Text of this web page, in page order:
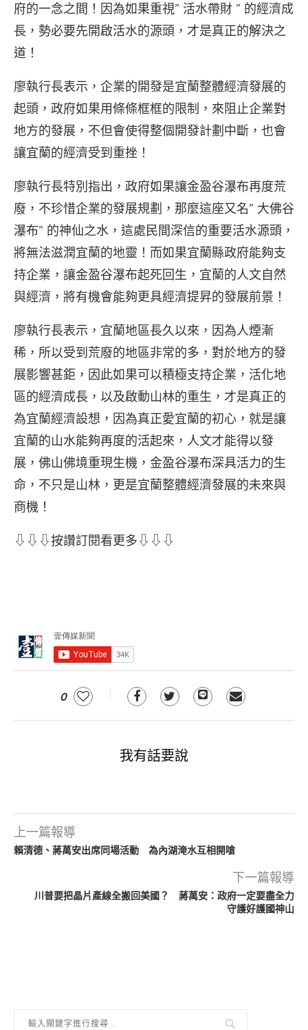
府的一念之間！因為如果重視” 活水帶財 ” 的經濟成
長，勢必要先開啟活水的源頭，才是真正的解決之
道！
廖執行長表示，企業的開發是宜蘭整體經濟發展的
起頭，政府如果用條條框框的限制，來阻止企業對
地方的發展，不但會使得整個開發計劃中斷，也會
讓宜蘭的經濟受到重挫！
廖執行長特別指出，政府如果讓金盈谷瀑布再度荒
廢，不珍惜企業的發展規劃，那麼這座又名” 大佛谷
瀑布” 的神仙之水，這處民間深信的重要活水源頭，
將無法滋潤宜蘭的地靈！而如果宜蘭縣政府能夠支
持企業，讓金盈谷瀑布起死回生，宜蘭的人文自然
與經濟，將有機會能夠更具經濟提昇的發展前景！
廖執行長表示，宜蘭地區長久以來，因為人煙漸
稀，所以受到荒廢的地區非常的多，對於地方的發
展影響甚鉅，因此如果可以積極支持企業，活化地
區的經濟成長，以及啟動山林的重生，才是真正的
為宜蘭經濟設想，因為真正愛宜蘭的初心，就是讓
宜蘭的山水能夠再度的活起來，人文才能得以發
展，佛山佛境重現生機，金盈谷瀑布深具活力的生
命，不只是山林，更是宜蘭整體經濟發展的未來與
商機！
⇩⇩⇩按讚訂閱看更多⇩⇩⇩
0
我有話要說
上一篇報導
賴清德、蔣萬安出席同場活動 為內湖淹水互相開嗆
下一篇報導
川普要把晶片產線全搬回美國？ 蔣萬安：政府一定要盡全力
守護好護國神山